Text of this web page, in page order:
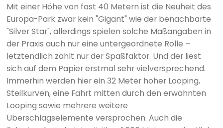
Mit einer Höhe von fast 40 Metern ist die Neuheit des
Europa-Park zwar kein "Gigant" wie der benachbarte
"Silver Star", allerdings spielen solche Maßangaben in
der Praxis auch nur eine untergeordnete Rolle –
letztendlich zählt nur der Spaßfaktor. Und der liest
sich auf dem Papier erstmal sehr vielversprechend.
Immerhin werden hier ein 32 Meter hoher Looping,
Steilkurven, eine Fahrt mitten durch den erwähnten
Looping sowie mehrere weitere
Überschlagselemente versprochen. Auch die